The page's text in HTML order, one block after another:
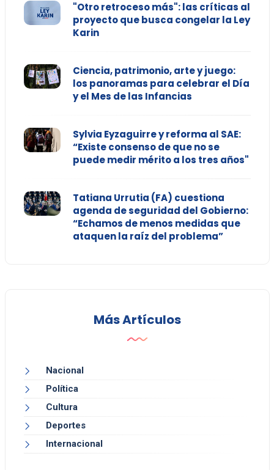
"Otro retroceso más": las críticas al
proyecto que busca congelar la Ley
Karin
Ciencia, patrimonio, arte y juego:
los panoramas para celebrar el Día
y el Mes de las Infancias
Sylvia Eyzaguirre y reforma al SAE:
“Existe consenso de que no se
puede medir mérito a los tres años"
Tatiana Urrutia (FA) cuestiona
agenda de seguridad del Gobierno:
“Echamos de menos medidas que
ataquen la raíz del problema”
Más Artículos
Nacional
Política
Cultura
Deportes
Internacional